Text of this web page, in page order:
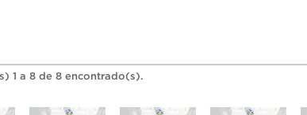
1 a 8 de 8 encontrado(s).